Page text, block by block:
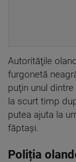
Autorităţile
furgonetă
puţin unul
la scurt timp
putea ajuta la
făptaşi.
Poliția